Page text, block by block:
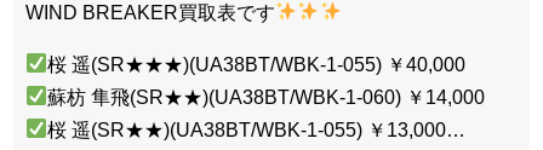
WIND BREAKER買取表です
桜 遥(SR★★★)(UA38BT/WBK-1-055) ￥40,000
蘇枋 隼飛(SR★★)(UA38BT/WBK-1-060) ￥14,000
桜 遥(SR★★)(UA38BT/WBK-1-055) ￥13,000…